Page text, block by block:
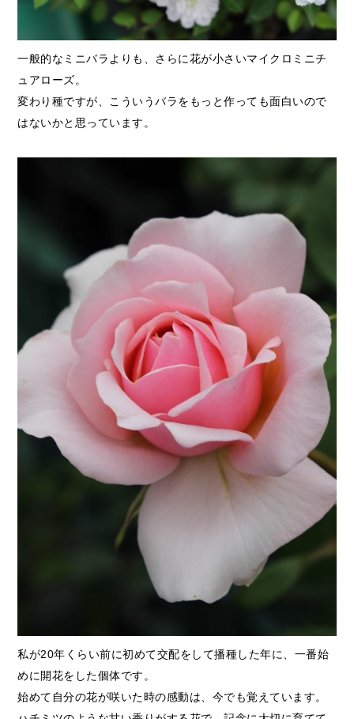
一般的なミニバラよりも、さらに花が小さいマイクロミニチ
ュアローズ。
変わり種ですが、こういうバラをもっと作っても面白いので
はないかと思っています。
私が20年くらい前に初めて交配をして播種した年に、一番始
めに開花をした個体です。
始めて自分の花が咲いた時の感動は、今でも覚えています。